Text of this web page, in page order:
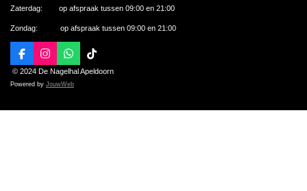
Zaterdag: op afspraak tussen 09:00 en 21:00
Zondag: op afspraak tussen 09:00 en 21:00
F
a
e
o
I
n
t
g
W
h
t
A
T
i
k
© 2024 De Nagelhal Apeldoorn
Powered by JouwWeb